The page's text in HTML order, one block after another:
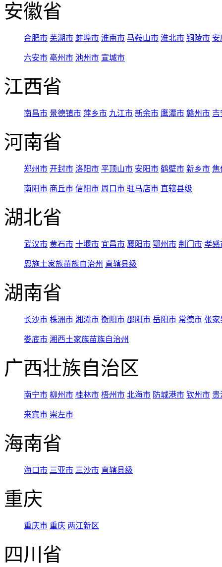
安徽省
合肥市 芜湖市 蚌埠市 淮南市 马鞍山市 淮北市 铜陵市 安
六安市 亳州市 池州市 宣城市
江西省
南昌市 景德镇市 萍乡市 九江市 新余市 鹰潭市 赣州市 吉
河南省
郑州市 开封市 洛阳市 平顶山市 安阳市 鹤壁市 新乡市 焦
南阳市 商丘市 信阳市 周口市 驻马店市 直辖县级
湖北省
武汉市 黄石市 十堰市 宜昌市 襄阳市 鄂州市 荆门市 孝感
恩施土家族苗族自治州 直辖县级
湖南省
长沙市 株洲市 湘潭市 衡阳市 邵阳市 岳阳市 常德市 张家
娄底市 湘西土家族苗族自治州
广西壮族自治区
南宁市 柳州市 桂林市 梧州市 北海市 防城港市 钦州市 贵
来宾市 崇左市
海南省
海口市 三亚市 三沙市 直辖县级
重庆
重庆市 重庆 两江新区
四川省